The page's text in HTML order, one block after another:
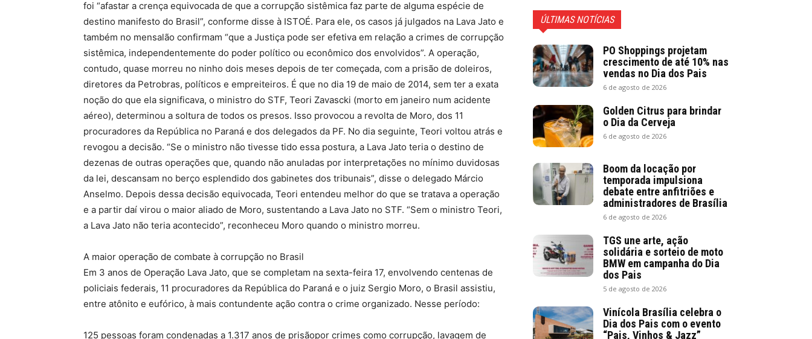
foi “afastar a crença equivocada de que a corrupção sistêmica faz parte de alguma espécie de
destino manifesto do Brasil”, conforme disse à ISTOÉ. Para ele, os casos já julgados na Lava Jato e
também no mensalão confirmam “que a Justiça pode ser efetiva em relação a crimes de corrupção
sistêmica, independentemente do poder político ou econômico dos envolvidos”. A operação,
contudo, quase morreu no ninho dois meses depois de ter começada, com a prisão de doleiros,
diretores da Petrobras, políticos e empreiteiros. É que no dia 19 de maio de 2014, sem ter a exata
noção do que ela significava, o ministro do STF, Teori Zavascki (morto em janeiro num acidente
aéreo), determinou a soltura de todos os presos. Isso provocou a revolta de Moro, dos 11
procuradores da República no Paraná e dos delegados da PF. No dia seguinte, Teori voltou atrás e
revogou a decisão. “Se o ministro não tivesse tido essa postura, a Lava Jato teria o destino de
dezenas de outras operações que, quando não anuladas por interpretações no mínimo duvidosas
da lei, descansam no berço esplendido dos gabinetes dos tribunais”, disse o delegado Márcio
Anselmo. Depois dessa decisão equivocada, Teori entendeu melhor do que se tratava a operação
e a partir daí virou o maior aliado de Moro, sustentando a Lava Jato no STF. “Sem o ministro Teori,
a Lava Jato não teria acontecido”, reconheceu Moro quando o ministro morreu.
A maior operação de combate à corrupção no Brasil
Em 3 anos de Operação Lava Jato, que se completam na sexta-feira 17, envolvendo centenas de
policiais federais, 11 procuradores da República do Paraná e o juiz Sergio Moro, o Brasil assistiu,
entre atônito e eufórico, à mais contundente ação contra o crime organizado. Nesse período:
125 pessoas foram condenadas a 1.317 anos de prisãopor crimes como corrupção, lavagem de
ÚLTIMAS NOTÍCIAS
PO Shoppings projetam
crescimento de até 10% nas
vendas no Dia dos Pais
6 de agosto de 2026
Golden Citrus para brindar
o Dia da Cerveja
6 de agosto de 2026
Boom da locação por
temporada impulsiona
debate entre anfitriões e
administradores de Brasília
6 de agosto de 2026
TGS une arte, ação
solidária e sorteio de moto
BMW em campanha do Dia
dos Pais
5 de agosto de 2026
Vinícola Brasília celebra o
Dia dos Pais com o evento
“Pais, Vinhos & Jazz”